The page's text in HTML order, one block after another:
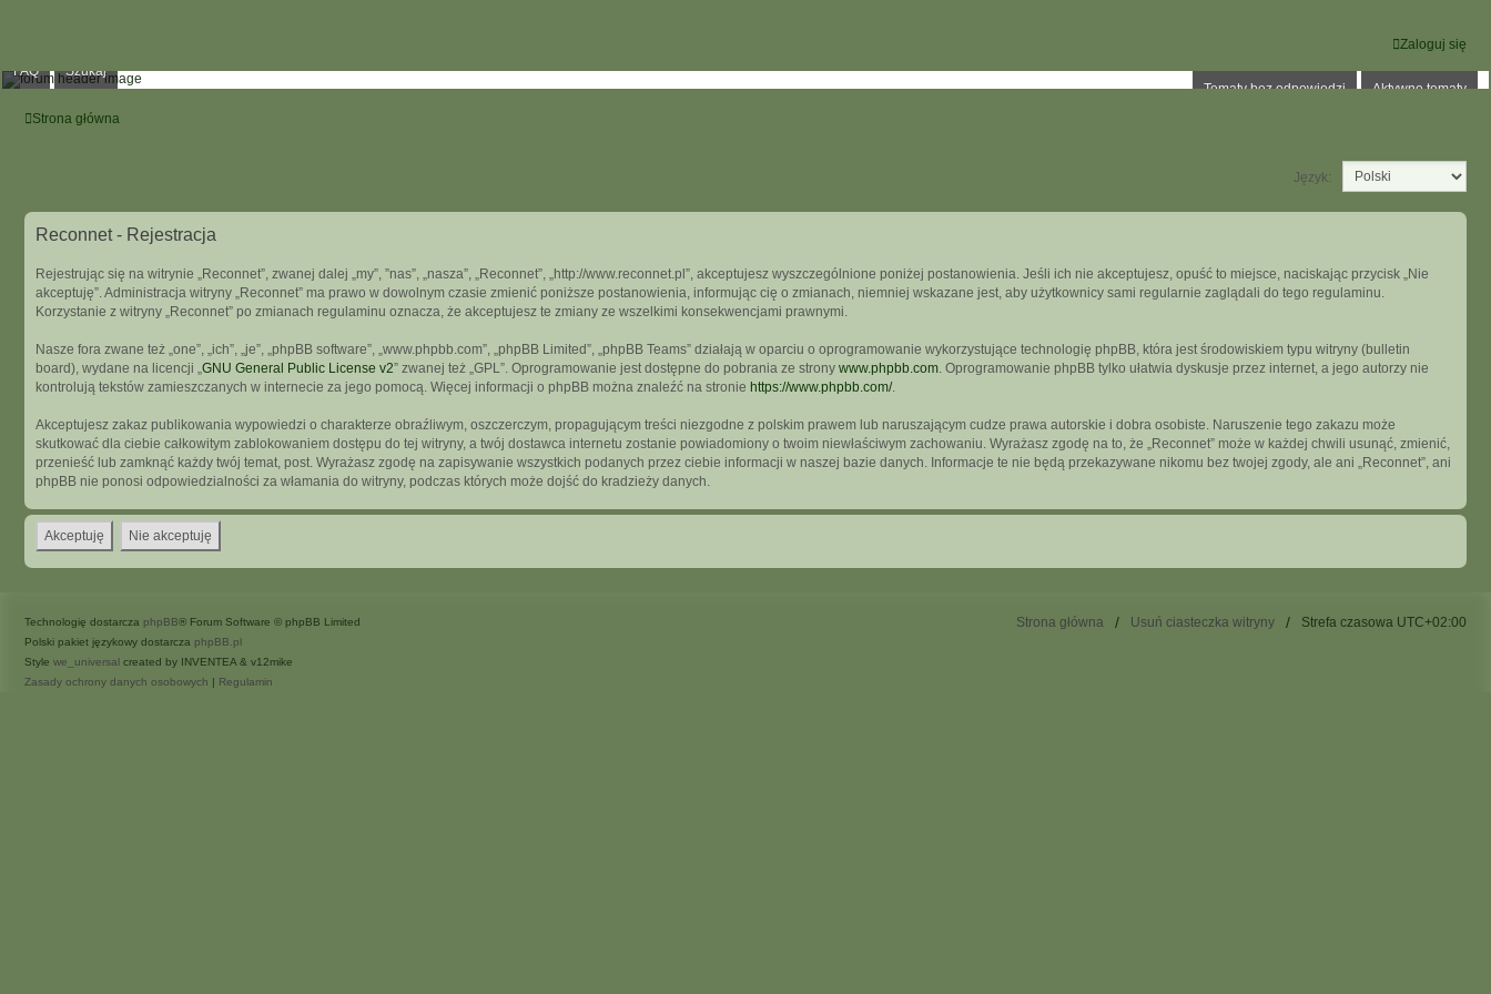
Zaloguj się
Tematy bez odpowiedzi Aktywne tematy
FAQ Szukaj
Strona główna
Język:
Reconnet - Rejestracja
Rejestrując się na witrynie „Reconnet”, zwanej dalej „my”, ”nas”, „nasza”, „Reconnet”, „http://www.reconnet.pl”, akceptujesz wyszczególnione poniżej postanowienia. Jeśli ich nie akceptujesz, opuść to miejsce, naciskając przycisk „Nie
akceptuję”. Administracja witryny „Reconnet” ma prawo w dowolnym czasie zmienić poniższe postanowienia, informując cię o zmianach, niemniej wskazane jest, aby użytkownicy sami regularnie zaglądali do tego regulaminu.
Korzystanie z witryny „Reconnet” po zmianach regulaminu oznacza, że akceptujesz te zmiany ze wszelkimi konsekwencjami prawnymi.
Nasze fora zwane też „one”, „ich”, „je”, „phpBB software”, „www.phpbb.com”, „phpBB Limited”, „phpBB Teams” działają w oparciu o oprogramowanie wykorzystujące technologię phpBB, która jest środowiskiem typu witryny (bulletin
board), wydane na licencji „GNU General Public License v2” zwanej też „GPL”. Oprogramowanie jest dostępne do pobrania ze strony www.phpbb.com. Oprogramowanie phpBB tylko ułatwia dyskusje przez internet, a jego autorzy nie
kontrolują tekstów zamieszczanych w internecie za jego pomocą. Więcej informacji o phpBB można znaleźć na stronie https://www.phpbb.com/.
Akceptujesz zakaz publikowania wypowiedzi o charakterze obraźliwym, oszczerczym, propagującym treści niezgodne z polskim prawem lub naruszającym cudze prawa autorskie i dobra osobiste. Naruszenie tego zakazu może
skutkować dla ciebie całkowitym zablokowaniem dostępu do tej witryny, a twój dostawca internetu zostanie powiadomiony o twoim niewłaściwym zachowaniu. Wyrażasz zgodę na to, że „Reconnet” może w każdej chwili usunąć, zmienić,
przenieść lub zamknąć każdy twój temat, post. Wyrażasz zgodę na zapisywanie wszystkich podanych przez ciebie informacji w naszej bazie danych. Informacje te nie będą przekazywane nikomu bez twojej zgody, ale ani „Reconnet”, ani
phpBB nie ponosi odpowiedzialności za włamania do witryny, podczas których może dojść do kradzieży danych.
Strona główna Usuń ciasteczka witryny Strefa czasowa UTC+02:00
Technologię dostarcza phpBB® Forum Software © phpBB Limited
Polski pakiet językowy dostarcza phpBB.pl
Style we_universal created by INVENTEA & v12mike
Zasady ochrony danych osobowych | Regulamin